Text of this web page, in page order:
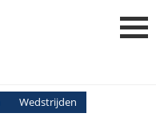
Login
Wedstrijden